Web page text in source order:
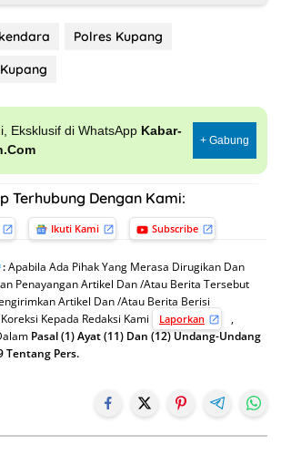
Polres Kupang
Eksklusif di WhatsApp Kabar-
+ Gabung
Terhubung Dengan Kami:
Ikuti Kami Subscribe
:Apabila Ada Pihak Yang Merasa Dirugikan Dan
Penayangan Artikel Dan /Atau Berita Tersebut
Artikel Dan /Atau Berita Berisi
Kepada Redaksi Kami
Laporkan
,
Pasal (1) Ayat (11) Dan (12) Undang-Undang
Tentang Pers.